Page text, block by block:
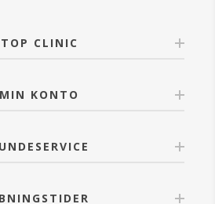
TOP CLINIC
MIN KONTO